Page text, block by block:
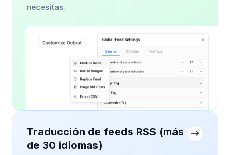
necesitas.
Traducción de feeds RSS (más
de 30 idiomas)